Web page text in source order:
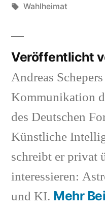
von
Schlagwörter:
Wahlheimat
Veröffentlicht
Andreas
Kommunikation
des Deutschen
Künstliche
schreibt er privat
interessieren:
und KI. Mehr